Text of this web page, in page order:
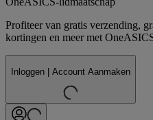
Profiteer van gratis verzending,
kortingen en meer met
Inloggen | Account Aanmaken